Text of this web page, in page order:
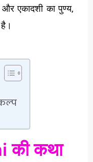
और एकादशी का पुण्य,
की कथा